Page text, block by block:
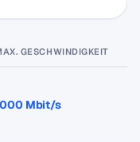
GESCHWINDIGKEIT
Mbit/s